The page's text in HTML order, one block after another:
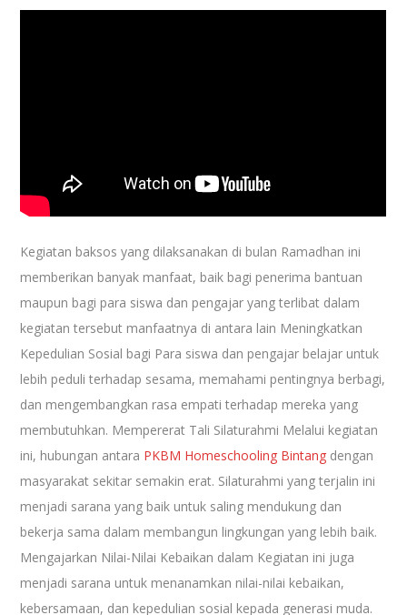
Kegiatan baksos yang dilaksanakan di bulan Ramadhan ini
memberikan banyak manfaat, baik bagi penerima bantuan
maupun bagi para siswa dan pengajar yang terlibat dalam
kegiatan tersebut manfaatnya di antara lain Meningkatkan
Kepedulian Sosial bagi Para siswa dan pengajar belajar untuk
lebih peduli terhadap sesama, memahami pentingnya berbagi,
dan mengembangkan rasa empati terhadap mereka yang
membutuhkan. Mempererat Tali Silaturahmi Melalui kegiatan
ini, hubungan antara PKBM Homeschooling Bintang dengan
masyarakat sekitar semakin erat. Silaturahmi yang terjalin ini
menjadi sarana yang baik untuk saling mendukung dan
bekerja sama dalam membangun lingkungan yang lebih baik.
Mengajarkan Nilai-Nilai Kebaikan dalam Kegiatan ini juga
menjadi sarana untuk menanamkan nilai-nilai kebaikan,
kebersamaan, dan kepedulian sosial kepada generasi muda.